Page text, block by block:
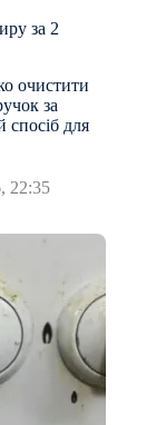
за 2
очистити
за
для
22:35